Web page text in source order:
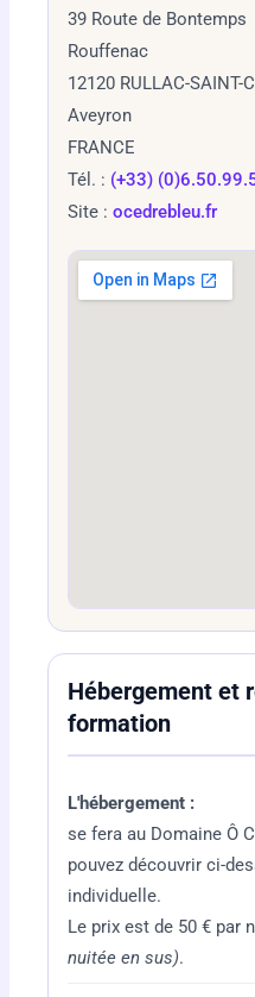
39 Route de Bontemps
Rouffenac
12120 RULLAC-SAINT-
Aveyron
FRANCE
Tél. : (+33)
Site :ocedrebleu.fr
Hébergement et
formation
L'hébergement :
se fera au Domaine Ô
pouvez découvrir ci-
individuelle.
Le prix est de 50 € par
nuitée en sus).